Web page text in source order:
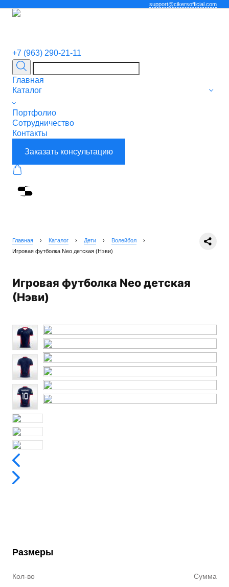
support@cikersofficial.com
+7 (963) 290-21-11
Главная
Каталог
Портфолио
Сотрудничество
Контакты
Заказать консультацию
Главная › Каталог › Дети › Волейбол
›
Игровая футболка Neo детская (Нэви)
Игровая футболка Neo детская
(Нэви)
Размеры
Кол-во Сумма